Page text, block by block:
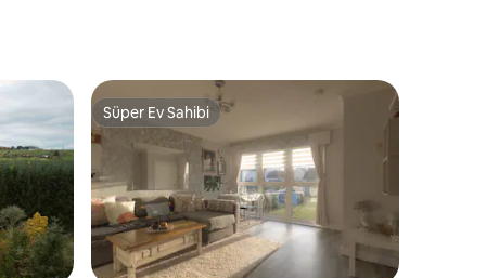
arasındaSüper Ev Sahibi
Süper Ev Sahibi